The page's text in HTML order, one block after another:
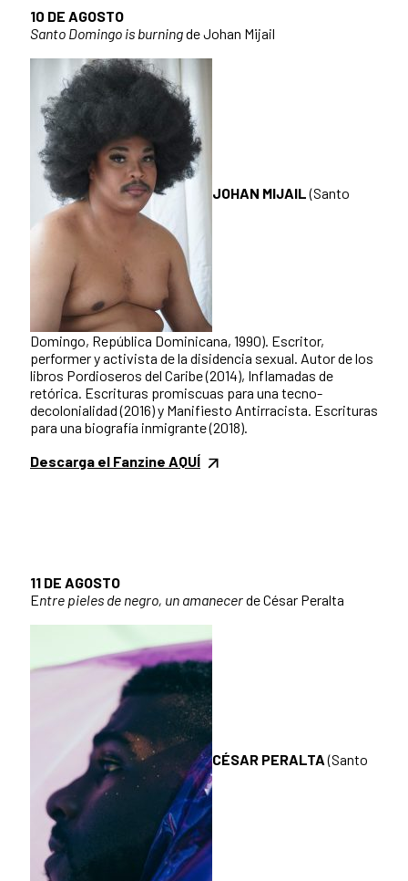
10 DE AGOSTO
Santo Domingo is burningde Johan Mijail
JOHAN MIJAIL(Santo
Domingo, República Dominicana, 1990). Escritor,
performer y activista de la disidencia sexual. Autor de los
libros Pordioseros del Caribe (2014), Inflamadas de
retórica. Escrituras promiscuas para una tecno-
decolonialidad (2016) y Manifiesto Antirracista. Escrituras
para una biografía inmigrante (2018).
Descarga el Fanzine AQUÍ
11 DE AGOSTO
Entre pieles de negro, un amanecerde César Peralta
CÉSAR PERALTA(Santo